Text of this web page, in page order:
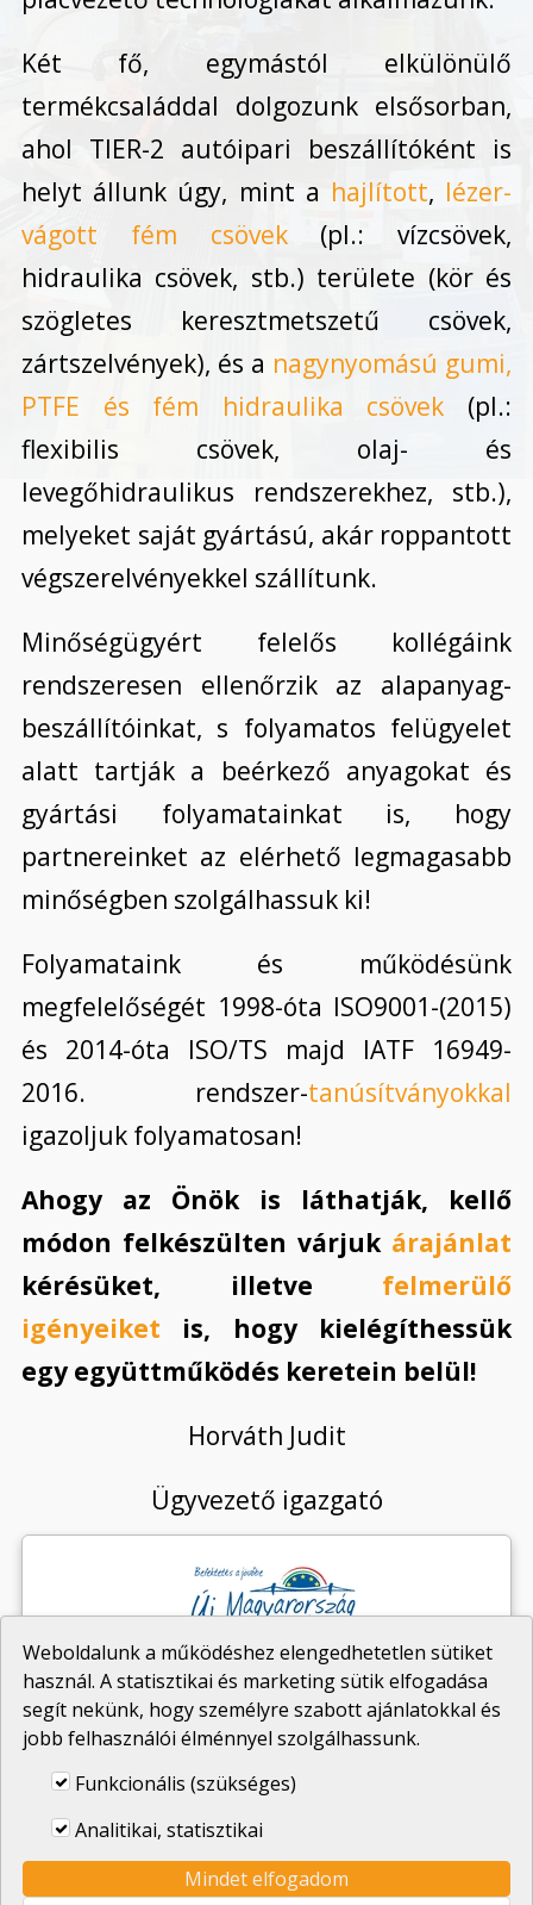
Két fő, egymástól elkülönülő
termékcsaláddal dolgozunk elsősorban,
ahol TIER-2 autóipari beszállítóként is
helyt állunk úgy, mint a hajlított, lézer-
vágott fém csövek(pl.: vízcsövek,
hidraulika csövek, stb.) területe (kör és
szögletes keresztmetszetű csövek,
zártszelvények), és a nagynyomású gumi,
PTFE és fém hidraulika csövek (pl.:
flexibilis csövek, olaj- és
levegőhidraulikus rendszerekhez, stb.),
melyeket saját gyártású, akár roppantott
végszerelvényekkel szállítunk.
Minőségügyért felelős kollégáink
rendszeresen ellenőrzik az alapanyag-
beszállítóinkat, s folyamatos felügyelet
alatt tartják a beérkező anyagokat és
gyártási folyamatainkat is, hogy
partnereinket az elérhető legmagasabb
minőségben szolgálhassuk ki!
Folyamataink és működésünk
megfelelőségét 1998-óta ISO9001-(2015)
és 2014-óta ISO/TS majd IATF 16949-
2016. rendszer-tanúsítványokkal
igazoljuk folyamatosan!
Ahogy az Önök is láthatják, kellő
módon felkészülten várjuk árajánlat
kérésüket, illetve felmerülő
igényeiket is, hogy kielégíthessük
egy együttműködés keretein belül!
Horváth Judit
Ügyvezető igazgató
HÉFAL Kft.
Weboldalunk a működéshez elengedhetetlen sütiket
használ. A statisztikai és marketing sütik elfogadása
segít nekünk, hogy személyre szabott ajánlatokkal és
jobb felhasználói élménnyel szolgálhassunk.
Funkcionális (szükséges)
Analitikai, statisztikai
Mindet elfogadom